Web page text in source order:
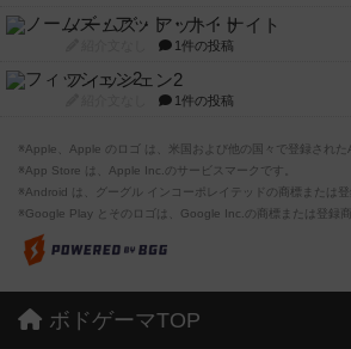
ノームズ・アット・ナイト
1件の投稿
フィッシェン2
1件の投稿
※Apple、Apple のロゴ は、米国および他の国々で登録された
※App Store は、Apple Inc.のサービスマークです。
※Android は、グーグル インコーポレイテッドの商標または登
※Google Play とそのロゴは、Google Inc.の商標または登録商
ボドゲーマTOP